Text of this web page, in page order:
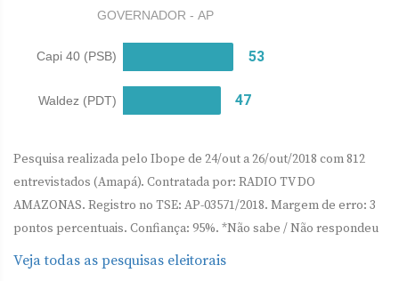
Pesquisa realizada pelo Ibope de 24/out a 26/out/2018 com 812
entrevistados (Amapá). Contratada por: RADIO TV DO
AMAZONAS. Registro no TSE: AP-03571/2018. Margem de erro: 3
pontos percentuais. Confiança: 95%. *Não sabe / Não respondeu
Veja todas as pesquisas eleitorais